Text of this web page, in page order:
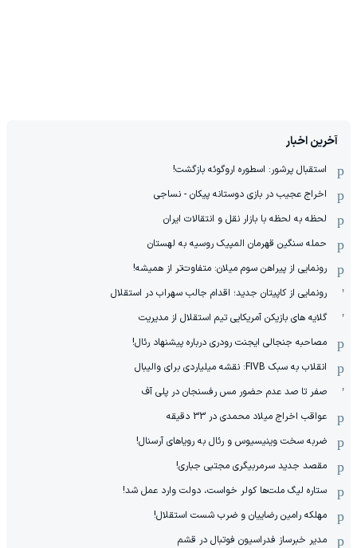
آخرین اخبار
استقبال پرشور: اسطوره اروگوئه بازگشت!
اخراج عجیب در بازی دوستانه پیکان - نساجی
لحظه به لحظه با بازار نقل و انتقالات ایران
حمله سنگین قهرمان المپیک روسیه به لهستان
رونمایی از پیراهن سوم میلان: متفاوت‌تر از همیشه!
رونمایی از کاپیتان جدید؛ اقدام جالب سهراب در استقلال
گلایه های بازیکن آمریکایی تیم استقلال از مدیریت
مصاحبه جنجالی ایجنت رودری درباره پیشنهاد رئال!
انقلاب به سبک FIVB: نقشه میلیاردی برای والیبال
صفر تا صد عدم حضور مس رفسنجان در پلی آف
عواقب اخراج میلاد محمدی در 33 دقیقه
ضربه سخت وینیسیوس و رئال به رویاهای آرسنال!
مقصد جدید سرمربیگری مجتبی جباری!
ستاره لیگ ملت‌ها کولر خواست، دولت وارد عمل شد!
مهلکه رامین رضاییان و ضرب شست استقلال!
مدیر خبرساز فدراسیون فوتبال در قشم